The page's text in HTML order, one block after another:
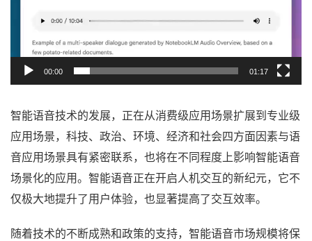
00:00 01:17
智能语音技术的发展，正在从消费级应用场景扩展到专业级
应用场景，科技、政治、环境、经济和社会四方面因素与语
音应用场景具有紧密联系，也将在不同程度上影响智能语音
场景化的应用。智能语音正在开启人机交互的新纪元，它不
仅极大地提升了用户体验，也显著提高了交互效率。
随着技术的不断成熟和政策的支持，智能语音市场规模将保